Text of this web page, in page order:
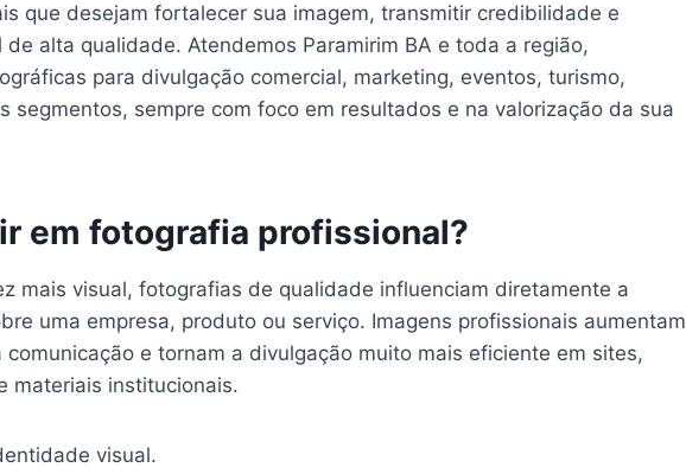
que desejam fortalecer sua imagem, transmitir credibilidade e
alta qualidade. Atendemos Paramirim BA e toda a região,
para divulgação comercial, marketing, eventos, turismo,
segmentos, sempre com foco em resultados e na valorização da sua
em fotografia profissional?
mais visual, fotografias de qualidade influenciam diretamente a
uma empresa, produto ou serviço. Imagens profissionais aumentam
comunicação e tornam a divulgação muito mais eficiente em sites,
materiais institucionais.
visual.